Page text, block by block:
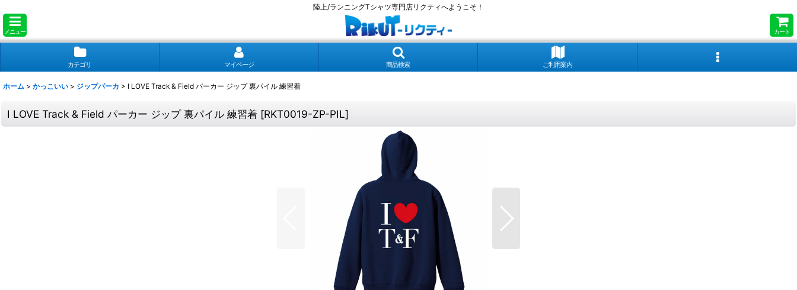
陸上/ランニングTシャツ専門店リクティへようこそ！
メニュー カート
カテゴリ マイページ 商品検索 ご利用案内
ホーム > かっこいい > ジップパーカ > I LOVE Track & Field パーカー ジップ 裏パイル 練習着
I LOVE Track & Field パーカー ジップ 裏パイル 練習着 [RKT0019-ZP-PIL]